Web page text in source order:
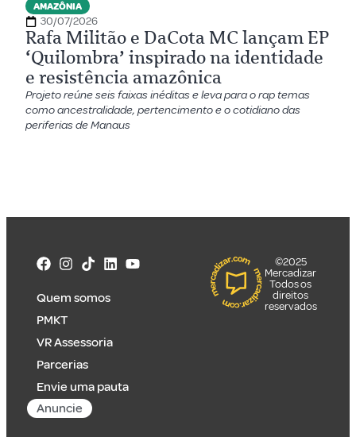
AMAZÔNIA
30/07/2026
Rafa Militão e DaCota MC lançam EP
‘Quilombra’ inspirado na identidade
e resistência amazônica
Projeto reúne seis faixas inéditas e leva para o rap temas
como ancestralidade, pertencimento e o cotidiano das
periferias de Manaus
Quem somos
PMKT
VR Assessoria
Parcerias
Envie uma pauta
Anuncie
©2025
Mercadizar
Todos os
direitos
reservados